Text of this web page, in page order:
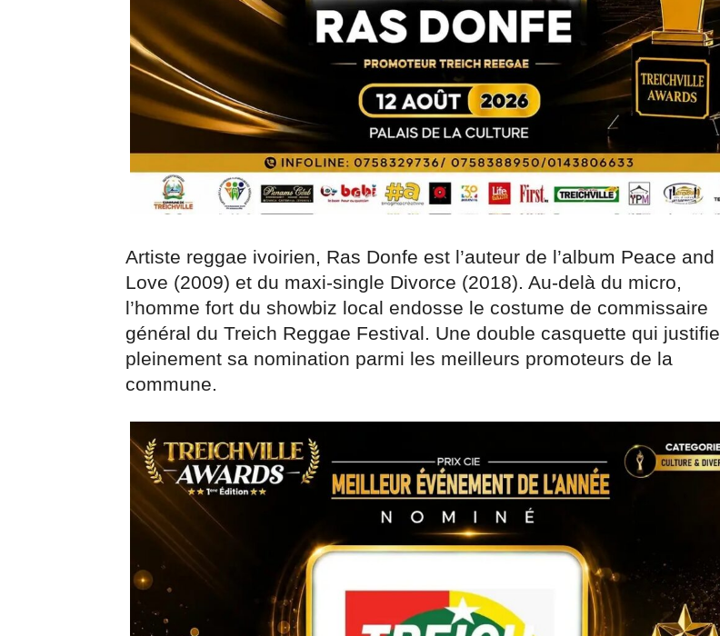
Artiste reggae ivoirien, Ras Donfe est l’auteur de l’album Peace and
Love (2009) et du maxi-single Divorce (2018). Au-delà du micro,
l’homme fort du showbiz local endosse le costume de commissaire
général du Treich Reggae Festival. Une double casquette qui justifie
pleinement sa nomination parmi les meilleurs promoteurs de la
commune.